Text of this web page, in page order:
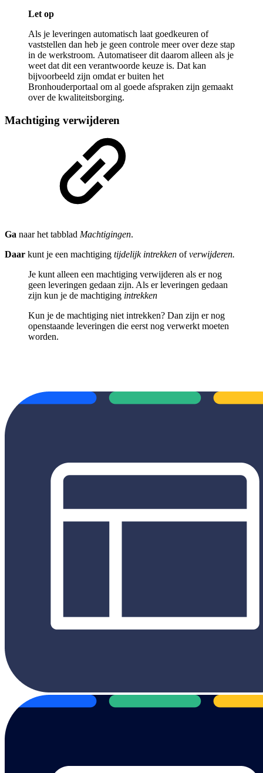
Let op
Als je leveringen automatisch laat goedkeuren of
vaststellen dan heb je geen controle meer over deze stap
in de werkstroom. Automatiseer dit daarom alleen als je
weet dat dit een verantwoorde keuze is. Dat kan
bijvoorbeeld zijn omdat er buiten het
Bronhouderportaal om al goede afspraken zijn gemaakt
over de kwaliteitsborging.
Machtiging verwijderen
Ga naar het tabblad Machtigingen.
Daar kunt je een machtiging tijdelijk intrekken ofverwijderen.
Je kunt alleen een machtiging verwijderen als er nog
geen leveringen gedaan zijn. Als er leveringen gedaan
zijn kun je de machtiging intrekken
Kun je de machtiging niet intrekken? Dan zijn er nog
openstaande leveringen die eerst nog verwerkt moeten
worden.